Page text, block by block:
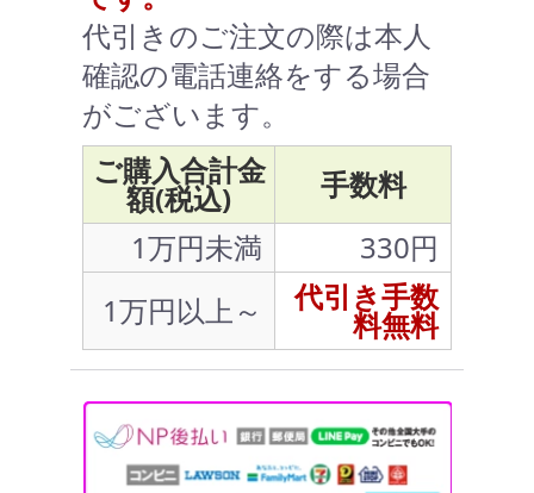
代引きのご注文の際は本人
確認の電話連絡をする場合
がございます。
ご購入合計金
額(税込)
手数料
1万円未満
330円
1万円以上～
代引き手数
料無料